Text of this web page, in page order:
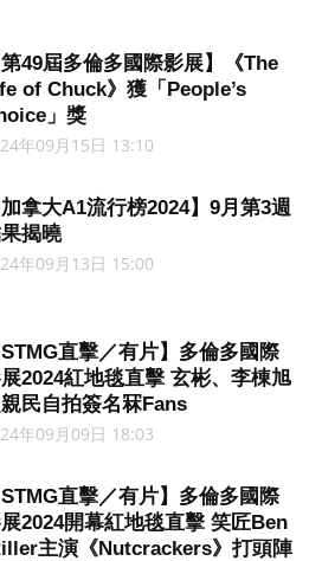
第49屆多倫多國際影展】《The
of Chuck》獲「People’s
」獎
年09月15日 13:10
加拿大A1流行榜2024】9月第3週
揭曉
年09月13日 15:00
STMG直擊／有片】多倫多國際
2024紅地毯直擊 玄彬、李棟旭
民自拍簽名冧Fans
年09月09日 18:03
STMG直擊／有片】多倫多國際
2024開幕紅地毯直擊 笑匠Ben
主演《Nutcrackers》打頭陣